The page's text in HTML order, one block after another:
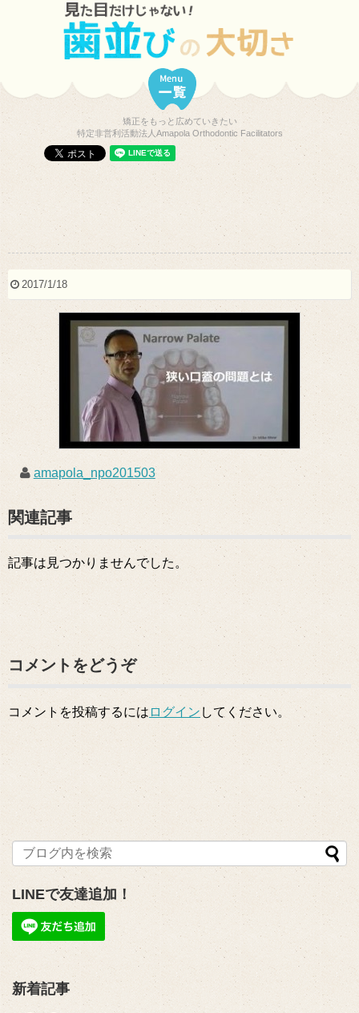
矯正をもっと広めていきたい
特定非営利活動法人Amapola Orthodontic Facilitators
2017/1/18
amapola_npo201503
関連記事
記事は見つかりませんでした。
コメントをどうぞ
コメントを投稿するには ログイン してください。
LINEで友達追加！
新着記事